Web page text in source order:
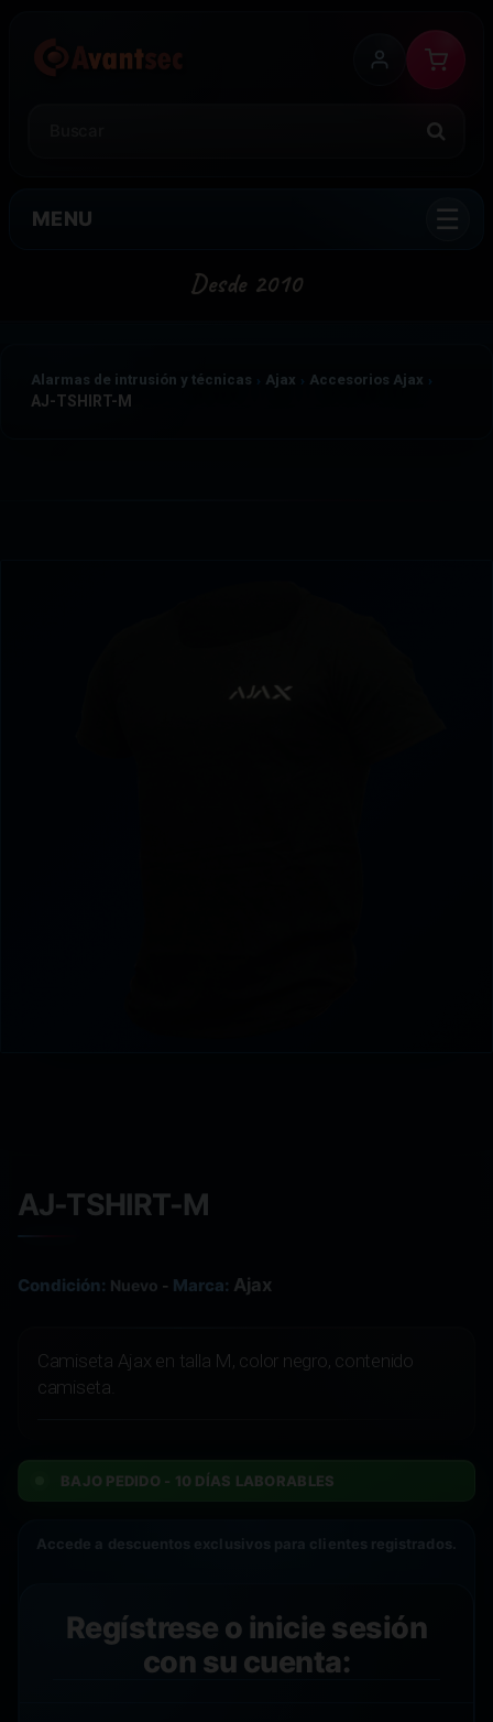
MENU
Alarmas de intrusión y técnicas Ajax Accesorios Ajax
AJ-TSHIRT-M
AJ-TSHIRT-M
Condición: Nuevo - Marca: Ajax
Camiseta Ajax en talla M, color negro, contenido
camiseta.
BAJO PEDIDO - 10 DÍAS LABORABLES
Regístrese o inicie sesión
con su cuenta: